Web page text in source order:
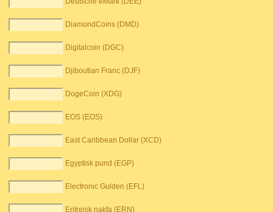
DiamondCoins (DMD)
Digitalcoin (DGC)
Djiboutian Franc (DJF)
DogeCoin (XDG)
EOS (EOS)
East Caribbean Dollar (XCD)
Egyptisk pund (EGP)
Electronic Gulden (EFL)
Eritreisk nakfa (ERN)